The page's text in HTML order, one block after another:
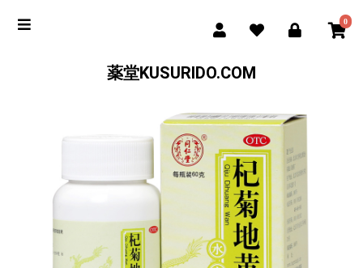
0
薬堂KUSURIDO.COM